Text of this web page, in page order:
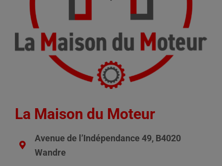
La Maison du Moteur
Avenue de l’Indépendance 49, B4020
Wandre